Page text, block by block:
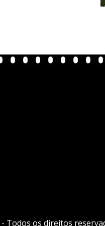
- Todos os direitos